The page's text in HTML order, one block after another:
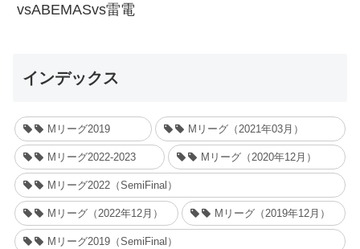
vsABEMASvs雷電
インデックス
Mリーグ2019 Mリーグ（2021年03月）
Mリーグ2022-2023 Mリーグ（2020年12月）
Mリーグ2022（SemiFinal）
Mリーグ（2022年12月） Mリーグ（2019年12月）
Mリーグ2019（SemiFinal）